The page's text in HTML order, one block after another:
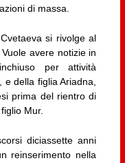
di massa.
si rivolge al
avere notizie in
per attività
della figlia Ariadna,
prima del rientro di
Mur.
diciassette anni
reinserimento nella